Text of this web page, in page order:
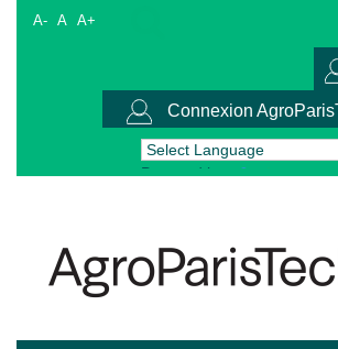
A- A A+
Connexion
Powered by